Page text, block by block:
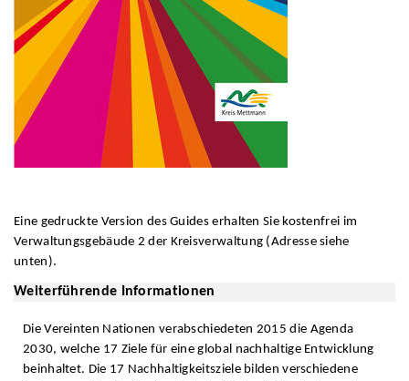
Eine gedruckte Version des Guides erhalten Sie kostenfrei im
Verwaltungsgebäude 2 der Kreisverwaltung (Adresse siehe
unten).
Weiterführende Informationen
Die Vereinten Nationen verabschiedeten 2015 die Agenda
2030, welche 17 Ziele für eine global nachhaltige Entwicklung
beinhaltet. Die 17 Nachhaltigkeitsziele bilden verschiedene